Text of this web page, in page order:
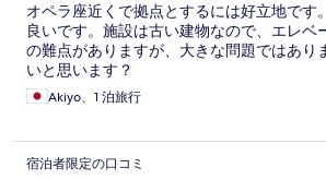
オペラ座近くで拠点とするには好立地です
良いです。施設は古い建物なので、エレベ
の難点がありますが、大きな問題ではあり
いと思います？
Akiyo、1 泊旅行
宿泊者限定の口コミ